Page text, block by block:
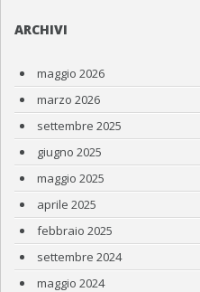
ARCHIVI
maggio 2026
marzo 2026
settembre 2025
giugno 2025
maggio 2025
aprile 2025
febbraio 2025
settembre 2024
maggio 2024